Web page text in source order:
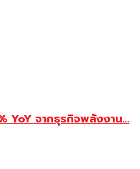
YoY จากธุรกิจพลังงาน...